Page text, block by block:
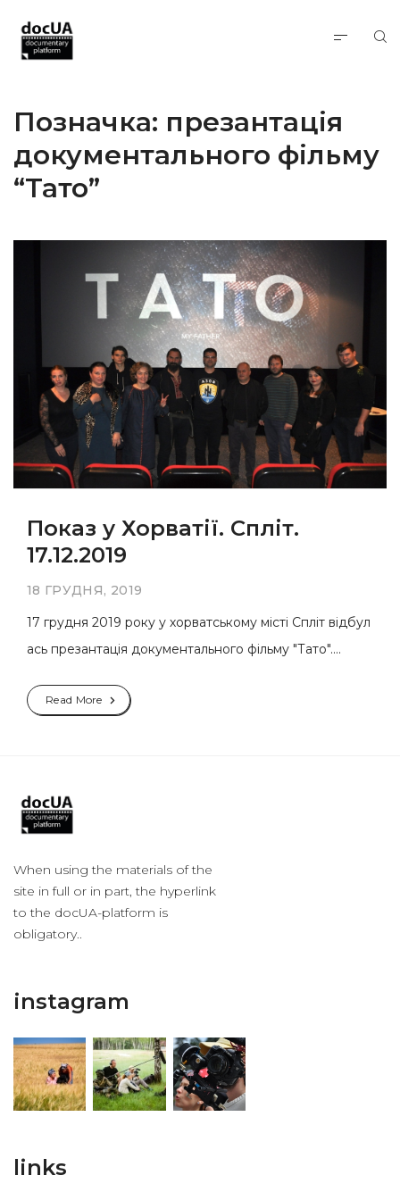
Позначка: презантація
документального фільму
“Тато”
Показ у Хорватії. Спліт.
17.12.2019
18 ГРУДНЯ, 2019
17 грудня 2019 року у хорватському місті Спліт відбул
ась презантація документального фільму "Тато"....
Read More
When using the materials of the
site in full or in part, the hyperlink
to the docUA-platform is
obligatory..
instagram
links